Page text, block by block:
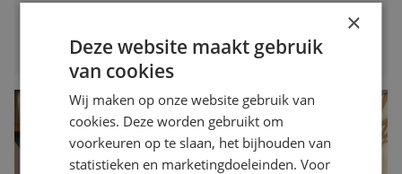
×
Deze website maakt gebruik
van cookies
Wij maken op onze website gebruik van
cookies. Deze worden gebruikt om
voorkeuren op te slaan, het bijhouden van
statistieken en marketingdoeleinden. Voor